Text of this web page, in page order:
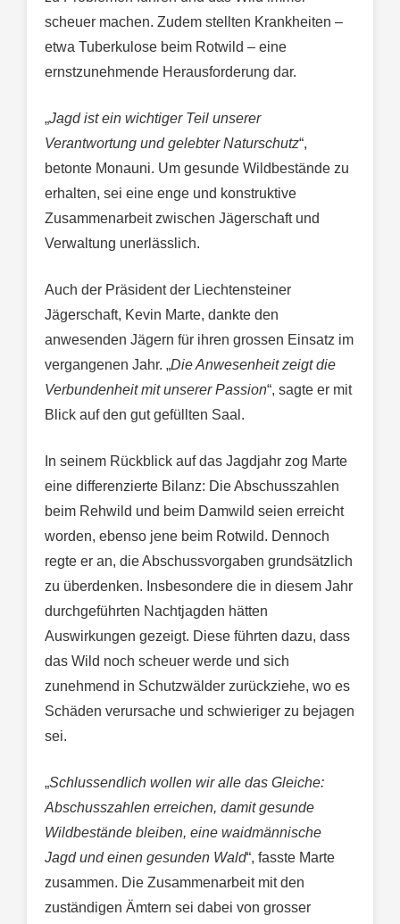
scheuer machen. Zudem stellten Krankheiten –
etwa Tuberkulose beim Rotwild – eine
ernstzunehmende Herausforderung dar.
„Jagd ist ein wichtiger Teil unserer
Verantwortung und gelebter Naturschutz“,
betonte Monauni. Um gesunde Wildbestände zu
erhalten, sei eine enge und konstruktive
Zusammenarbeit zwischen Jägerschaft und
Verwaltung unerlässlich.
Auch der Präsident der Liechtensteiner
Jägerschaft, Kevin Marte, dankte den
anwesenden Jägern für ihren grossen Einsatz im
vergangenen Jahr. „Die Anwesenheit zeigt die
Verbundenheit mit unserer Passion“, sagte er mit
Blick auf den gut gefüllten Saal.
In seinem Rückblick auf das Jagdjahr zog Marte
eine differenzierte Bilanz: Die Abschusszahlen
beim Rehwild und beim Damwild seien erreicht
worden, ebenso jene beim Rotwild. Dennoch
regte er an, die Abschussvorgaben grundsätzlich
zu überdenken. Insbesondere die in diesem Jahr
durchgeführten Nachtjagden hätten
Auswirkungen gezeigt. Diese führten dazu, dass
das Wild noch scheuer werde und sich
zunehmend in Schutzwälder zurückziehe, wo es
Schäden verursache und schwieriger zu bejagen
sei.
„Schlussendlich wollen wir alle das Gleiche:
Abschusszahlen erreichen, damit gesunde
Wildbestände bleiben, eine waidmännische
Jagd und einen gesunden Wald“, fasste Marte
zusammen. Die Zusammenarbeit mit den
zuständigen Ämtern sei dabei von grosser